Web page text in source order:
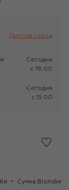
Другой город
Сегодня
c 18:00
Сегодня
c 15:00
Сумка Blondie